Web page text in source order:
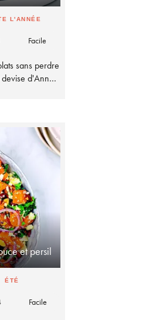
L'ANNÉE
Facile
sans perdre
devise d'Ann…
et persil
ÉTÉ
Facile